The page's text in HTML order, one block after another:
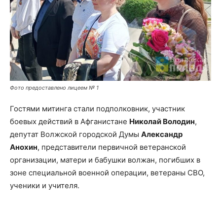
Фото предоставлено лицеем № 1
Гостями митинга стали подполковник, участник
боевых действий в Афганистане Николай Володин,
депутат Волжской городской Думы Александр
Анохин, представители первичной ветеранской
организации, матери и бабушки волжан, погибших в
зоне специальной военной операции, ветераны СВО,
ученики и учителя.